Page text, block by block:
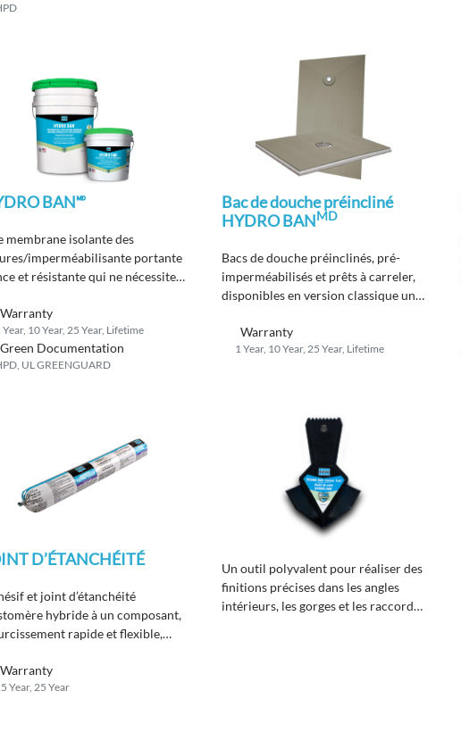
BAN🅫
membrane isolante des
imperméabilisante portante
et résistante qui ne nécessite
dans les angles ou les coins.
Warranty
Year, 10 Year, 25 Year, Lifetime
Green Documentation
UL GREENGUARD
Bac de douche préincliné
HYDRO BANMD
Bacs de douche préinclinés, pré-
imperméabilisés et prêts à carreler,
disponibles en version classique une
Warranty
1 Year, 10 Year, 25 Year, Lifetime
D’ÉTANCHÉITÉ
et joint d’étanchéité
hybride à un composant,
rapide et flexible,
normes actuelles de
écologique.
Warranty
Year, 25 Year
Un outil polyvalent pour réaliser des
finitions précises dans les angles
intérieurs, les gorges et les raccords,